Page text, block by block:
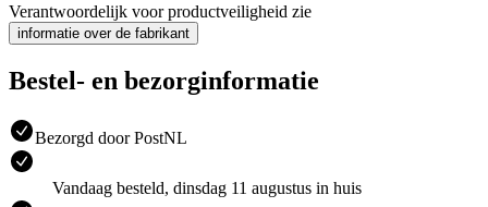
Verantwoordelijk voor productveiligheid zie
informatie over de fabrikant
Bestel- en bezorginformatie
Bezorgd door PostNL
Vandaag besteld, dinsdag 11 augustus in huis